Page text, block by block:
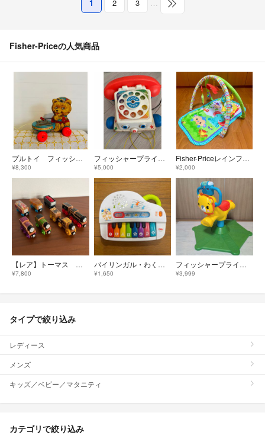
1 2 3 …
Fisher-Priceの人気商品
プルトイ フィッシャープライス テディベア ¥9300→¥8300
¥8,300
フィッシャープライス電話機トイストーリー ヴィンテージ 1961年keikiii
¥5,000
Fisher-Priceレインフォレスト 指遊びミュージカルジム
¥2,000
【レア】トーマス 木製レールシリーズ 旧塗装7台セット
¥7,800
バイリンガル・わくわくピアノ 子ども おもちゃ ピアノ
¥1,650
フィッシャープライス★はずむ！まわる！バイリンガル・らいおん
¥3,999
タイプで絞り込み
レディース
メンズ
キッズ／ベビー／マタニティ
カテゴリで絞り込み